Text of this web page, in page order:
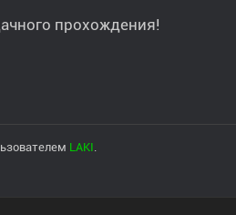
прохождения!
LAKI.